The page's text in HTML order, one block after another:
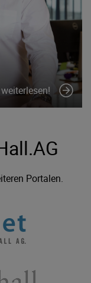
weiterlesen!
Portalen.